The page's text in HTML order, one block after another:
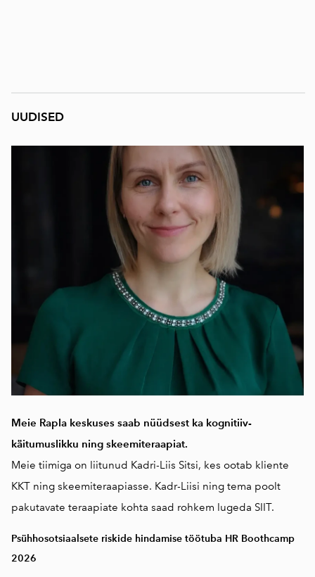
UUDISED
Meie Rapla keskuses saab nüüdsest ka kognitiiv-
käitumuslikku ning skeemiteraapiat.
Meie tiimiga on liitunud Kadri-Liis Sitsi, kes ootab kliente
KKT ning skeemiteraapiasse. Kadr-Liisi ning tema poolt
pakutavate teraapiate kohta saad rohkem lugeda SIIT.
Psühhosotsiaalsete riskide hindamise töötuba HR Boothcamp
2026